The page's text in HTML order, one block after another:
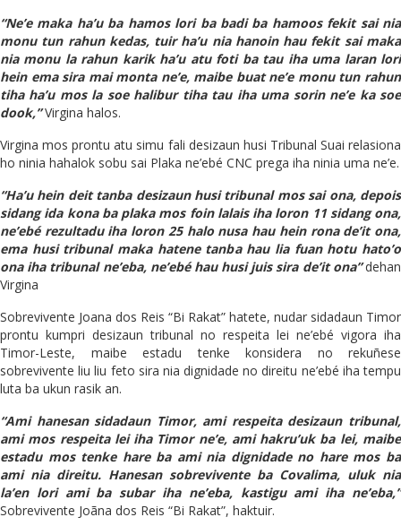
“Ne’e maka ha’u ba hamos lori ba badi ba hamoos fekit sai nia
monu tun rahun kedas, tuir ha’u nia hanoin hau fekit sai maka
nia monu la rahun karik ha’u atu foti ba tau iha uma laran lori
hein ema sira mai monta ne’e, maibe buat ne’e monu tun rahun
tiha ha’u mos la soe halibur tiha tau iha uma sorin ne’e ka soe
dook,”Virgina halos.
Virgina mos prontu atu simu fali desizaun husi Tribunal Suai relasiona
ho ninia hahalok sobu sai Plaka ne’ebé CNC prega iha ninia uma ne’e.
“Ha’u hein deit tanba desizaun husi tribunal mos sai ona, depois
sidang ida kona ba plaka mos foin lalais iha loron 11 sidang ona,
ne’ebé rezultadu iha loron 25 halo nusa hau hein rona de’it ona,
ema husi tribunal maka hatene tanba hau lia fuan hotu hato’o
ona iha tribunal ne’eba, ne’ebé hau husi juis sira de’it ona”dehan
Virgina
Sobrevivente Joana dos Reis “Bi Rakat” hatete, nudar sidadaun Timor
prontu kumpri desizaun tribunal no respeita lei ne’ebé vigora iha
Timor-Leste, maibe estadu tenke konsidera no rekuñese
sobrevivente liu liu feto sira nia dignidade no direitu ne’ebé iha tempu
luta ba ukun rasik an.
“Ami hanesan sidadaun Timor, ami respeita desizaun tribunal,
ami mos respeita lei iha Timor ne’e, ami hakru’uk ba lei, maibe
estadu mos tenke hare ba ami nia dignidade no hare mos ba
ami nia direitu. Hanesan sobrevivente ba Covalima, uluk nia
la’en lori ami ba subar iha ne’eba, kastigu ami iha ne’eba,”
Sobrevivente Joãna dos Reis “Bi Rakat”, haktuir.